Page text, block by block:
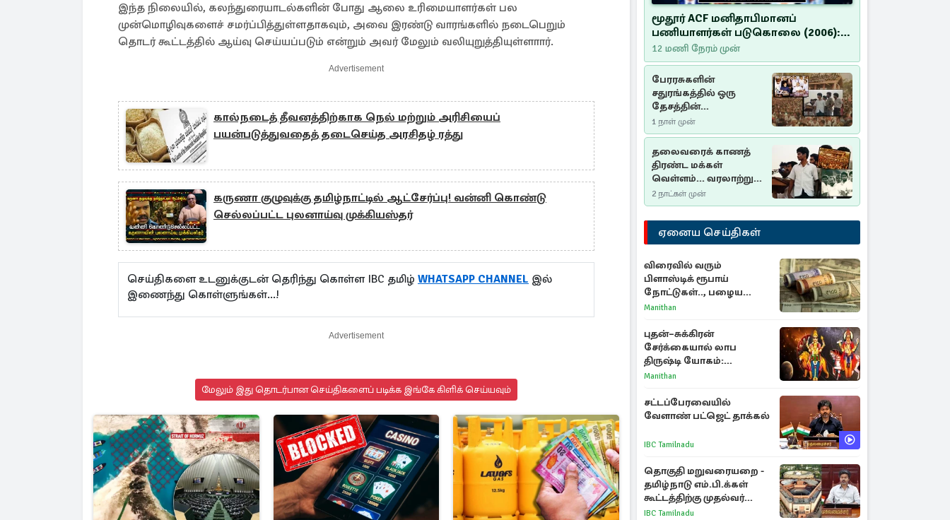
இந்த நிலையில், கலந்துரையாடல்களின் போது ஆலை உரிமையாளர்கள் பல
முன்மொழிவுகளைச் சமர்ப்பித்துள்ளதாகவும், அவை இரண்டு வாரங்களில் நடைபெறும்
தொடர் கூட்டத்தில் ஆய்வு செய்யப்படும் என்றும் அவர் மேலும் வலியுறுத்தியுள்ளாார்.
Advertisement
கால்நடைத் தீவனத்திற்காக நெல் மற்றும் அரிசியைப்
பயன்படுத்துவதைத் தடைசெய்த அரசிதழ் ரத்து
கருணா குழுவுக்கு தமிழ்நாட்டில் ஆட்சேர்ப்பு! வன்னி கொண்டு
செல்லப்பட்ட புலனாய்வு முக்கியஸ்தர்
செய்திகளை உடனுக்குடன் தெரிந்து கொள்ள IBC தமிழ் WHATSAPP CHANNEL இல்
இணைந்து கொள்ளுங்கள்...!
Advertisement
மேலும் இது தொடர்பான செய்திகளைப் படிக்க இங்கே கிளிக் செய்யவும்
மூதூர் ACF மனிதாபிமானப்
பணியாளர்கள் படுகொலை (2006):
20 ஆண்டுகளாகியும் நீதி
மறுக்கப்பட்ட மனிதாபிமானப்
பேரவலம்
12 மணி நேரம் முன்
பேரரசுகளின்
சதுரங்கத்தில் ஒரு
தேசத்தின்
தீர்க்கதரிசனம் :
சுதுமலை பிரகடனம்
ஒரு வரலாற்றுப் பாடம்
1 நாள் முன்
தலைவரைக் காணத்
திரண்ட மக்கள்
வெள்ளம்... வரலாற்றுச்
சிறப்புமிக்க சுதுமலைப்
பிரகடனம்…
2 நாட்கள் முன்
ஏனைய செய்திகள்
விரைவில் வரும்
பிளாஸ்டிக் ரூபாய்
நோட்டுகள்.., பழைய
காகித நோட்டுகள்
Manithan
புதன்–சுக்கிரன்
சேர்க்கையால் லாப
திருஷ்டி யோகம்:
அதிர்ஷ்டம் பெறும் டாப் 3
Manithan
சட்டப்பேரவையில்
வேளாண் பட்ஜெட் தாக்கல்
IBC Tamilnadu
தொகுதி மறுவரையறை -
தமிழ்நாடு எம்.பி.க்கள்
கூட்டத்திற்கு முதல்வர்
விஜய் அழைப்பு
IBC Tamilnadu